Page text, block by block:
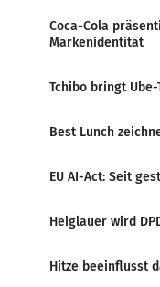
Coca-Cola
Markenidentität
Tchibo bringt
Best Lunch
EU AI-Act: Seit
Heiglauer wird
Hitze beeinflusst